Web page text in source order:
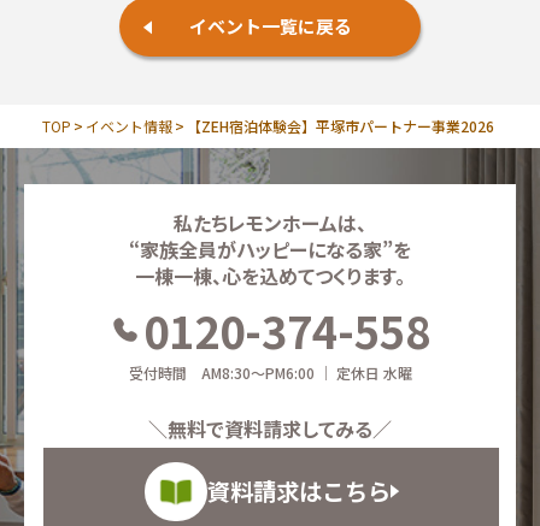
イベント一覧に戻る
TOP イベント情報 【ZEH宿泊体験会】平塚市パートナー事業2026
私たちレモンホームは、
“家族全員がハッピーになる家”を
一棟一棟、心を込めてつくります。
0120-374-558
受付時間 AM8:30～PM6:00 ｜ 定休日 水曜
＼無料で資料請求してみる／
資料請求はこちら